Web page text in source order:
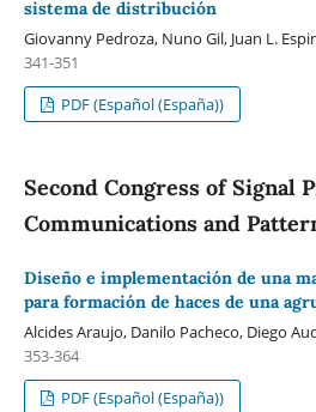
sistema de distribución
Giovanny Pedroza, Nuno Gil, Juan L.
341-351
PDF (Español (España))
Second Congress of Signal
Communications and
Diseño e implementación de una
para formación de haces de una
Alcides Araujo, Danilo Pacheco, Diego
353-364
PDF (Español (España))